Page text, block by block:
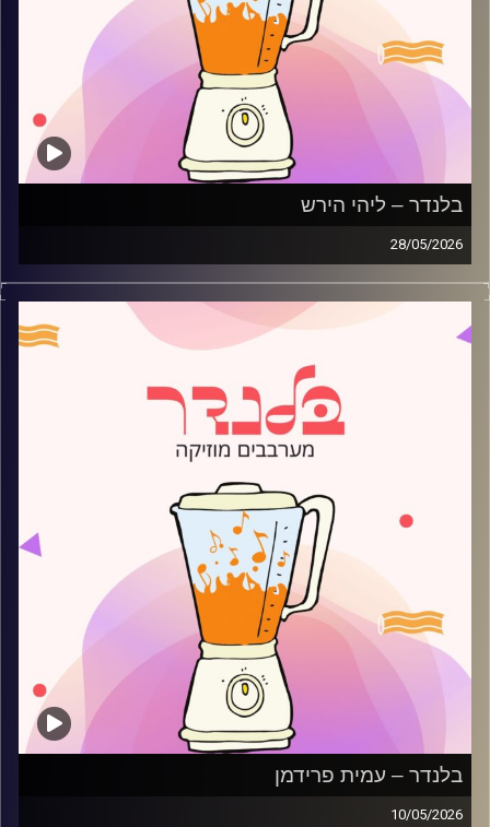
בלנדר – ליהי הירש
28/05/2026
מוזיקה רגועה לפתוח איתה את הבוקר בהגשת ליהי הירש
קרדיט תמונות:
AudioVersity
בלנדר – עמית פרידמן
10/05/2026